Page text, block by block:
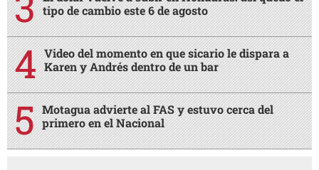
tipo de cambio este 6 de agosto
Video del momento en que sicario le dispara a
Karen y Andrés dentro de un bar
Motagua advierte al FAS y estuvo cerca del
primero en el Nacional